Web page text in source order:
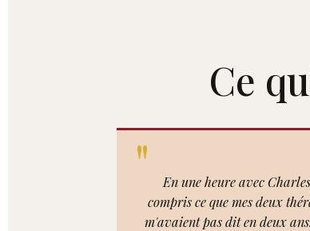
Ce
En une heure avec
compris ce que mes deux
m'avaient pas dit en deux